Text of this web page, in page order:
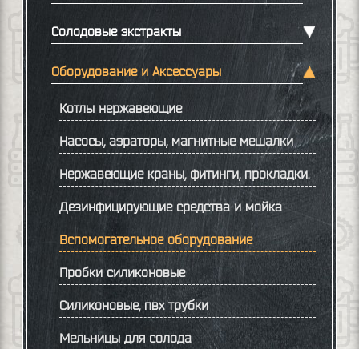
Солодовые экстракты
Оборудование и Аксессуары
Котлы нержавеющие
Насосы, аэраторы, магнитные мешалки
Нержавеющие краны, фитинги, прокладки.
Дезинфицирующие средства и мойка
Вспомогательное оборудование
Пробки силиконовые
Силиконовые, пвх трубки
Мельницы для солода